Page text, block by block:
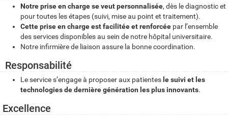
Notre prise en charge se veut personnalisée, dès le diagnostic et
pour toutes les étapes (suivi, mise au point et traitement).
Cette prise en charge est facilitée et renforcée par l’ensemble
des services disponibles au sein de notre hôpital universitaire.
Notre infirmière de liaison assure la bonne coordination.
Responsabilité
Le service s’engage à proposer aux patientes le suivi et les
technologies de dernière génération les plus innovants.
Excellence